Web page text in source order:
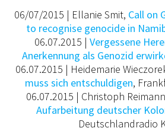
06/07/2015 | Ellanie Smit, Call on
to recognise genocide in
06.07.2015 | Vergessene
Anerkennung als Genozid
06.07.2015 | Heidemarie
muss sich entschuldigen,
06.07.2015 | Christoph
Aufarbeitung deutscher
Deutschlandradio